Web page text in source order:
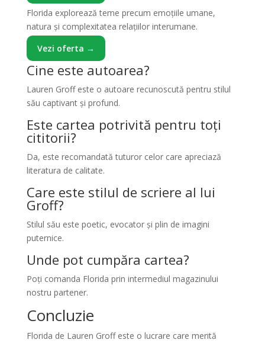
Florida explorează teme precum emoțiile umane,
natura și complexitatea relațiilor interumane.
Vezi oferta →
Cine este autoarea?
Lauren Groff este o autoare recunoscută pentru stilul
său captivant și profund.
Este cartea potrivită pentru toți
cititorii?
Da, este recomandată tuturor celor care apreciază
literatura de calitate.
Care este stilul de scriere al lui
Groff?
Stilul său este poetic, evocator și plin de imagini
puternice.
Unde pot cumpăra cartea?
Poți comanda Florida prin intermediul magazinului
nostru partener.
Concluzie
Florida de Lauren Groff este o lucrare care merită